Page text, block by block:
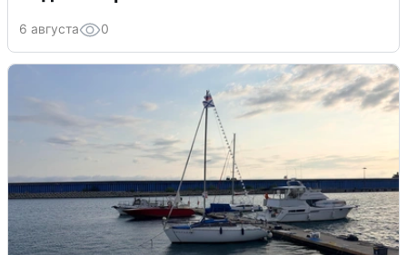
6 августа 0